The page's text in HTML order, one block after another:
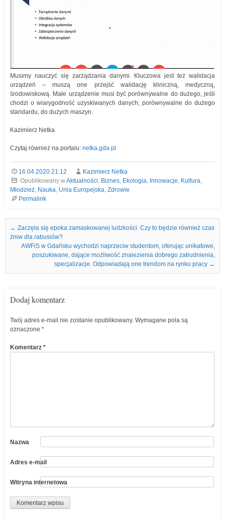
Musimy nauczyć się zarządzania danymi. Kluczowa jest też walidacja
urządzeń – muszą one przejść walidację kliniczną, medyczną,
środowiskową. Małe urządzenie musi być porównywalne do dużego, jeśli
chodzi o wiarygodność uzyskiwanych danych; porównywalne do dużego
standardu, do dużych maszyn.
Kazimierz Netka
Czytaj również na portalu: netka.gda.pl
16.04.2020 21:12
Kazimierz Netka
Opublikowany wAktualności, Biznes, Ekologia, Innowacje, Kultura,
Młodzież, Nauka, Unia Europejska, Zdrowie
Permalink
Nawigacja we wpisach
← Zaczęła się epoka zamaskowanej ludzkości. Czy to będzie również czas
żniw dla rabusiów?
AWFiS w Gdańsku wychodzi naprzeciw studentom, oferując unikatowe,
poszukiwane, dające możliwość znalezienia dobrego zatrudnienia,
specjalizacje. Odpowiadają one trendom na rynku pracy →
Dodaj komentarz
Twój adres e-mail nie zostanie opublikowany. Wymagane pola są
oznaczone *
Komentarz *
Nazwa
Adres e-mail
Witryna internetowa